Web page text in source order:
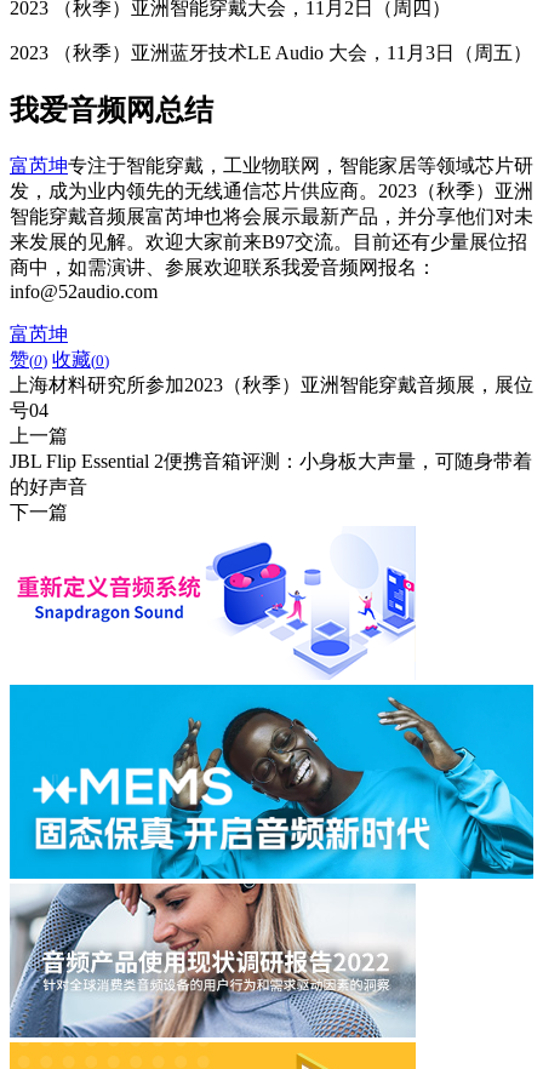
2023 （秋季）亚洲智能穿戴大会，11月2日（周四）
2023 （秋季）亚洲蓝牙技术LE Audio 大会，11月3日（周五）
我爱音频网总结
富芮坤专注于智能穿戴，工业物联网，智能家居等领域芯片研
发，成为业内领先的无线通信芯片供应商。2023（秋季）亚洲
智能穿戴音频展富芮坤也将会展示最新产品，并分享他们对未
来发展的见解。欢迎大家前来B97交流。目前还有少量展位招
商中，如需演讲、参展欢迎联系我爱音频网报名：
info@52audio.com
富芮坤
赞(0) 收藏(0)
上海材料研究所参加2023（秋季）亚洲智能穿戴音频展，展位
号04
上一篇
JBL Flip Essential 2便携音箱评测：小身板大声量，可随身带着
的好声音
下一篇